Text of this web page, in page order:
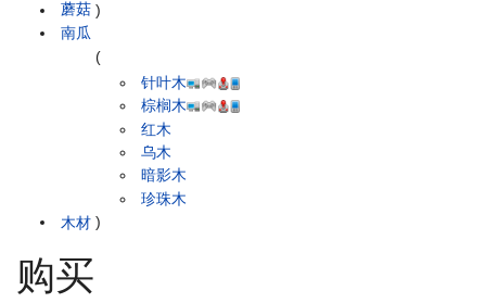
蘑菇 )
南瓜
木材
(
针叶木
棕榈木
红木
乌木
暗影木
珍珠木
)
购买